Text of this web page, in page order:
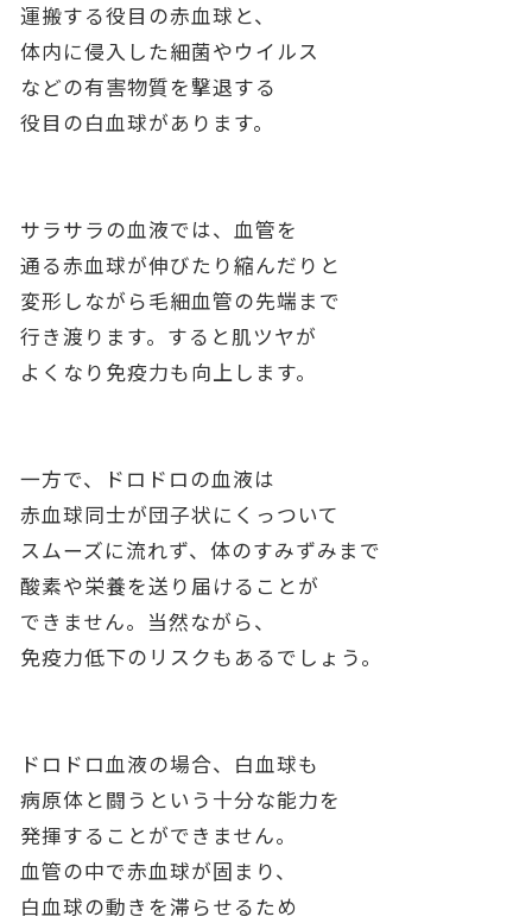
運搬する役目の赤血球と、
体内に侵入した細菌やウイルス
などの有害物質を撃退する
役目の白血球があります。
サラサラの血液では、血管を
通る赤血球が伸びたり縮んだりと
変形しながら毛細血管の先端まで
行き渡ります。すると肌ツヤが
よくなり免疫力も向上します。
一方で、ドロドロの血液は
赤血球同士が団子状にくっついて
スムーズに流れず、体のすみずみまで
酸素や栄養を送り届けることが
できません。当然ながら、
免疫力低下のリスクもあるでしょう。
ドロドロ血液の場合、白血球も
病原体と闘うという十分な能力を
発揮することができません。
血管の中で赤血球が固まり、
白血球の動きを滞らせるため